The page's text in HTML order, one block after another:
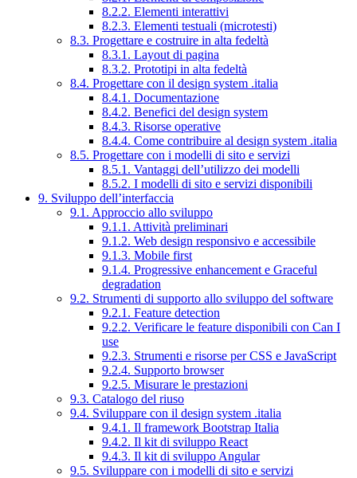
8.2.2. Elementi interattivi
8.2.3. Elementi testuali (microtesti)
8.3. Progettare e costruire in alta fedeltà
8.3.1. Layout di pagina
8.3.2. Prototipi in alta fedeltà
8.4. Progettare con il design system .italia
8.4.1. Documentazione
8.4.2. Benefici del design system
8.4.3. Risorse operative
8.4.4. Come contribuire al design system .italia
8.5. Progettare con i modelli di sito e servizi
8.5.1. Vantaggi dell’utilizzo dei modelli
8.5.2. I modelli di sito e servizi disponibili
9. Sviluppo dell’interfaccia
9.1. Approccio allo sviluppo
9.1.1. Attività preliminari
9.1.2. Web design responsivo e accessibile
9.1.3. Mobile first
9.1.4. Progressive enhancement e Graceful
degradation
9.2. Strumenti di supporto allo sviluppo del software
9.2.1. Feature detection
9.2.2. Verificare le feature disponibili con Can I
use
9.2.3. Strumenti e risorse per CSS e JavaScript
9.2.4. Supporto browser
9.2.5. Misurare le prestazioni
9.3. Catalogo del riuso
9.4. Sviluppare con il design system .italia
9.4.1. Il framework Bootstrap Italia
9.4.2. Il kit di sviluppo React
9.4.3. Il kit di sviluppo Angular
9.5. Sviluppare con i modelli di sito e servizi